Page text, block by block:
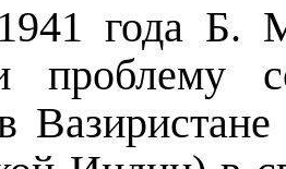
года Б.
проблему